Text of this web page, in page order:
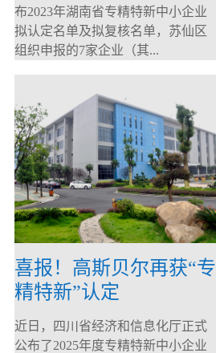
布2023年湖南省专精特新中小企业
拟认定名单及拟复核名单，苏仙区
组织申报的7家企业（其...
喜报！高斯贝尔再获“专
精特新”认定
近日，四川省经济和信息化厅正式
公布了2025年度专精特新中小企业